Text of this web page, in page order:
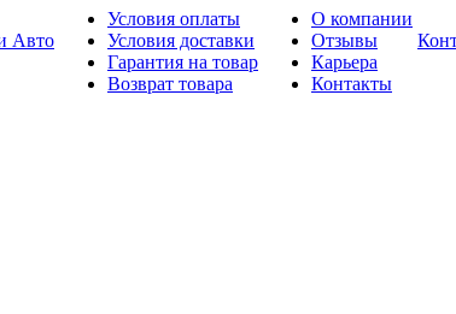
Авто
Условия оплаты
Условия доставки
Гарантия на товар
Возврат товара
О компании
Отзывы
Карьера
Контакты